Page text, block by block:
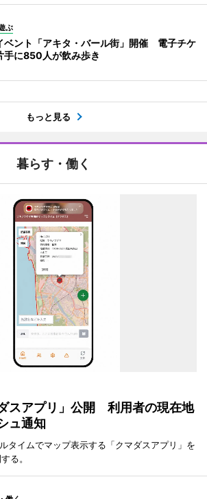
ぶ
ベント「アキタ・バール街」開催 電子チケ
手に850人が飲み歩き
もっと見る
暮らす・働く
スアプリ」公開 利用者の現在地
ュ通知
タイムでマップ表示する「クマダスアプリ」を
る。